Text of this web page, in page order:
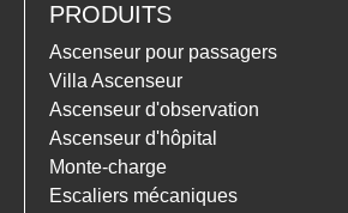
PRODUITS
Ascenseur pour passagers
Villa Ascenseur
Ascenseur d'observation
Ascenseur d'hôpital
Monte-charge
Escaliers mécaniques